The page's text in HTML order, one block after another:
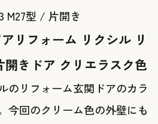
M27型 / 片開き
リフォーム リクシル リ
開きドア クリエラスク色
のリフォーム玄関ドアのカラ
今回のクリーム色の外壁にも